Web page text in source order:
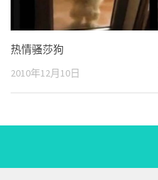
热情骚莎狗
2010年12月10日